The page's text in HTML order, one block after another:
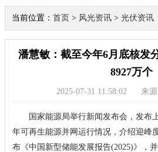
当前位置： 首页> 风光资讯> 光伏资讯
潘慧敏：截至今年6月底核发
8927万个
2025-07-31 11:58:02 来
国家能源局举行新闻发布会，发布
年可再生能源并网运行情况，介绍迎峰
布《中国新型储能发展报告(2025)》，并